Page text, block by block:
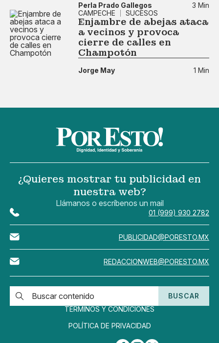
Perla Prado Gallegos
3 Min
CAMPECHE
SUCESOS
Enjambre de abejas ataca
a vecinos y provoca
cierre de calles en
Champotón
Jorge May 1 Min
¿Quieres mostrar tu publicidad en
nuestra web?
Llámanos o escríbenos un mail
01 (999) 930 2782
PUBLICIDAD@PORESTO.MX
REDACCIONWEB@PORESTO.MX
BUSCAR
TÉRMINOS Y CONDICIONES
POLÍTICA DE PRIVACIDAD